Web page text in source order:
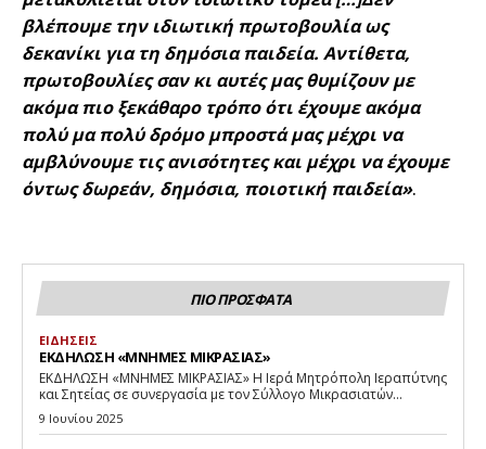
βλέπουμε την ιδιωτική πρωτοβουλία ως
δεκανίκι για τη δημόσια παιδεία. Αντίθετα,
πρωτοβουλίες σαν κι αυτές μας θυμίζουν με
ακόμα πιο ξεκάθαρο τρόπο ότι έχουμε ακόμα
πολύ μα πολύ δρόμο μπροστά μας μέχρι να
αμβλύνουμε τις ανισότητες και μέχρι να έχουμε
όντως δωρεάν, δημόσια, ποιοτική παιδεία».
ΠΙΟ ΠΡΟΣΦΑΤΑ
ΕΙΔΗΣΕΙΣ
ΕΚΔΗΛΩΣΗ «ΜΝΗΜΕΣ ΜΙΚΡΑΣΙΑΣ»
ΕΚΔΗΛΩΣΗ «ΜΝΗΜΕΣ ΜΙΚΡΑΣΙΑΣ» Η Ιερά Μητρόπολη Ιεραπύτνης
και Σητείας σε συνεργασία με τον Σύλλογο Μικρασιατών...
9 Ιουνίου 2025